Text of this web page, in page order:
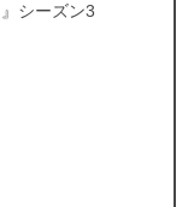
シーズン3